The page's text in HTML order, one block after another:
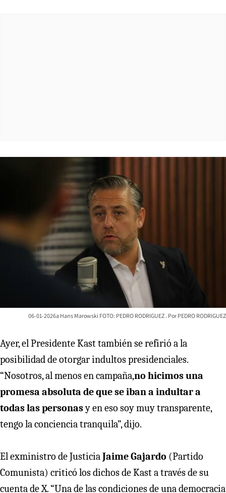
06-01-2026a Hans Marowski FOTO: PEDRO RODRIGUEZ PEDRO RODRIGUEZ
Ayer, el Presidente Kast también se refirió a la
posibilidad de otorgar indultos presidenciales.
“Nosotros, al menos en campaña,no hicimos una
promesa absoluta de que se iban a indultar a
todas las personasy en eso soy muy transparente,
tengo la conciencia tranquila”, dijo.
El exministro de JusticiaJaime Gajardo (Partido
Comunista) criticó los dichos de Kast a través de su
cuenta de X. “Una de las condiciones de una democracia